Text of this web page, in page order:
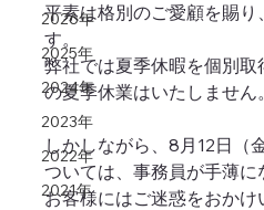
2026年
2025年
2024年
2023年
2022年
2021年
平素は格別のご愛顧を賜り
す。
弊社では夏季休暇を個別
の夏季休業はいたしません。
しかしながら、8月12日（
ついては、事務員が手薄に
お客様にはご迷惑をおか